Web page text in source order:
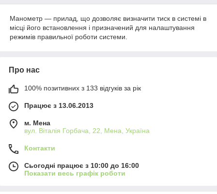
Манометр ― прилад, що дозволяє визначити тиск в системі в
місці його встановлення і призначений для налаштування
режимів правильної роботи системи.
Про нас
100% позитивних з 133 відгуків за рік
Працює з 13.06.2013
м. Мена
вул. Віталія Горбача, 22, Мена, Україна
Контакти
Сьогодні працює з 10:00 до 16:00
Показати весь графік роботи